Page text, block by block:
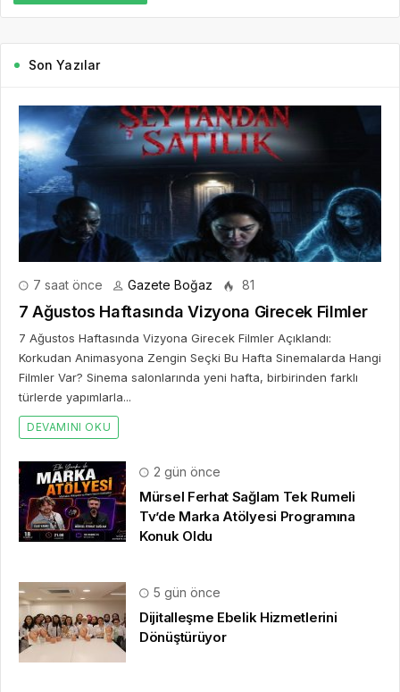
Son Yazılar
7 saat önce Gazete Boğaz 81
7 Ağustos Haftasında Vizyona Girecek Filmler
7 Ağustos Haftasında Vizyona Girecek Filmler Açıklandı:
Korkudan Animasyona Zengin Seçki Bu Hafta Sinemalarda Hangi
Filmler Var? Sinema salonlarında yeni hafta, birbirinden farklı
türlerde yapımlarla...
DEVAMINI OKU
2 gün önce
Mürsel Ferhat Sağlam Tek Rumeli
Tv’de Marka Atölyesi Programına
Konuk Oldu
5 gün önce
Dijitalleşme Ebelik Hizmetlerini
Dönüştürüyor